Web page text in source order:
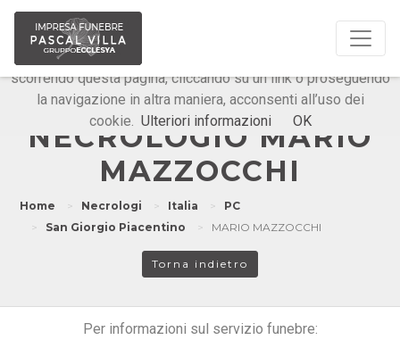
Onoranze Funebri Pascal Villa
NECROLOGIO MARIO
MAZZOCCHI
Home Necrologi Italia
PC
San Giorgio Piacentino
MARIO MAZZOCCHI
Torna indietro
Per informazioni sul servizio funebre:
Questo sito o gli strumenti terzi da questo utilizzati si
avvalgono di cookie necessari al funzionamento ed utili alle
finalità illustrate nella cookie policy. Chiudendo questo banner,
scorrendo questa pagina, cliccando su un link o proseguendo
la navigazione in altra maniera, acconsenti all’uso dei
cookie. Ulteriori informazioni OK